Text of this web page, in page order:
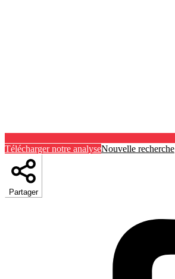
Télécharger notre analyseNouvelle recherche
Partager